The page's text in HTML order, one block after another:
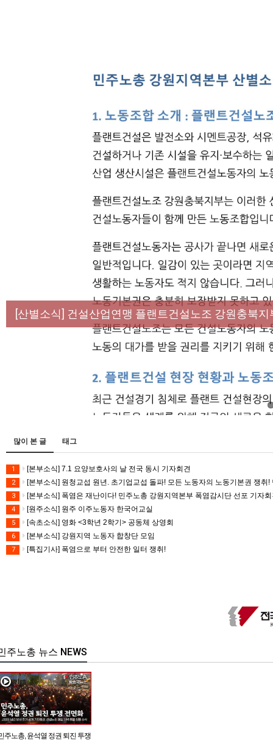
[성명] 막을 수 있었던 죽음, HL만도가 책임져라 : 청
[산별소식] 건설산업연맹 플랜트건설노조 강원충북지
[강릉,속초,원주,춘천] 폭염감시단 사업 이모저모
[조합원☆인터뷰] 서비스연맹 전국학교비정규직노동
[본부소식] 강원지역 노동자 합창단 모임
많이 본 글 태그
1 [본부소식] 7.1 요양보호사의 날 전국 동시 기자회견
2 [본부소식] 원청교섭 원년. 초기업교섭 돌파! 모든 노동자의 노동기본권 쟁취
3 [본부소식] 폭염은 재난이다! 민주노총 강원지역본부 폭염감시단 선포 기자
4 [원주소식] 원주 이주노동자 한국어교실
5 [속초소식] 영화 <3학년 2학기> 공동체 상영회
6 [본부소식] 강원지역 노동자 합창단 모임
7 [특집기사] 폭염으로 부터 안전한 일터 쟁취!
주노총 뉴스 NEWS
주노총, 윤석열 정권 퇴진 투쟁